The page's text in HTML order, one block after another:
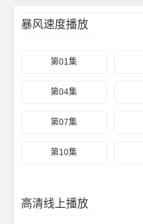
暴风速度播放
第01集
第04集
第07集
第10集
高清线上播放